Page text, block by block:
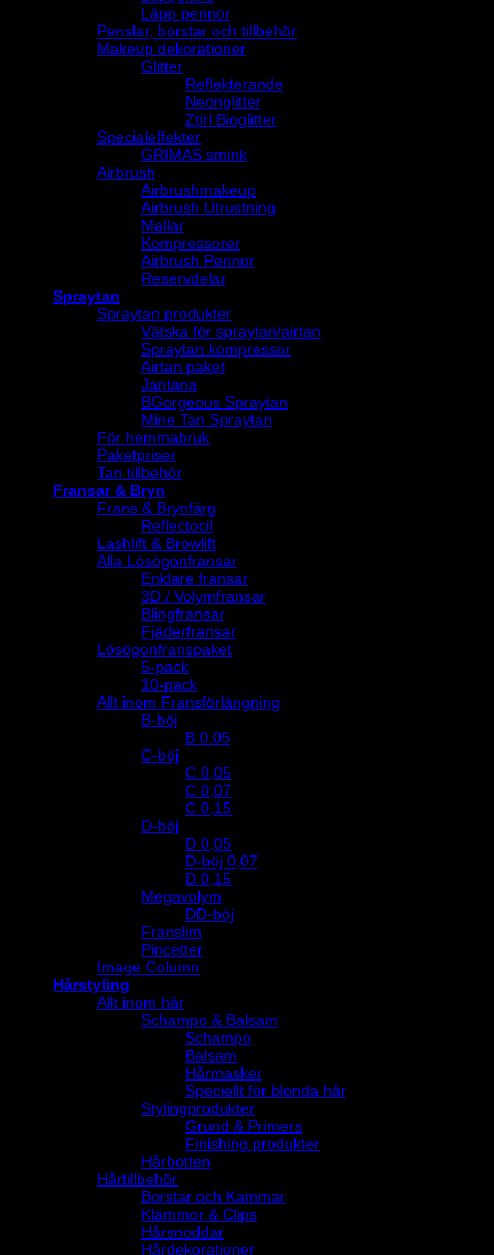
Läpp pennor
Penslar, borstar och tillbehör
Makeup dekorationer
Glitter
Reflekterande
Neonglitter
Ztirl Bioglitter
Specialeffekter
GRIMAS smink
Airbrush
Airbrushmakeup
Airbrush Utrustning
Mallar
Kompressorer
Airbrush Pennor
Reservdelar
Spraytan
Spraytan produkter
Vätska för spraytan/airtan
Spraytan kompressor
Airtan paket
Jantana
BGorgeous Spraytan
Mine Tan Spraytan
För hemmabruk
Paketpriser
Tan tillbehör
Fransar & Bryn
Frans & Brynfärg
Reflectocil
Lashlift & Browlift
Alla Lösögonfransar
Enklare fransar
3D / Volymfransar
Blingfransar
Fjäderfransar
Lösögonfranspaket
5-pack
10-pack
Allt inom Fransförlängning
B-böj
B 0.05
C-böj
C 0,05
C 0,07
C 0,15
D-böj
D 0,05
D-böj 0,07
D 0,15
Megavolym
DD-böj
Franslim
Pincetter
Image Column
Hårstyling
Allt inom hår
Schampo & Balsam
Schampo
Balsam
Hårmasker
Speciellt för blonda hår
Stylingprodukter
Grund & Primers
Finishing produkter
Hårbotten
Hårtillbehör
Borstar och Kammar
Klämmor & Clips
Hårsnoddar
Hårdekorationer